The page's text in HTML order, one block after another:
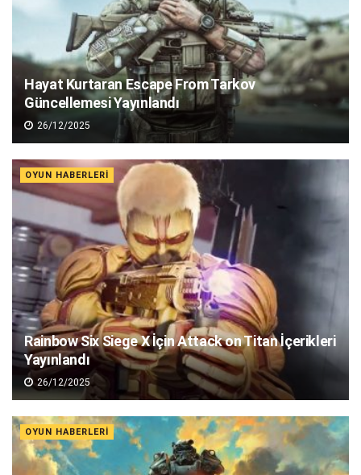
Hayat Kurtaran Escape From Tarkov
Güncellemesi Yayınlandı
26/12/2025
OYUN HABERLERI
Rainbow Six Siege X İçin Attack on Titan İçerikleri
Yayınlandı
26/12/2025
OYUN HABERLERI